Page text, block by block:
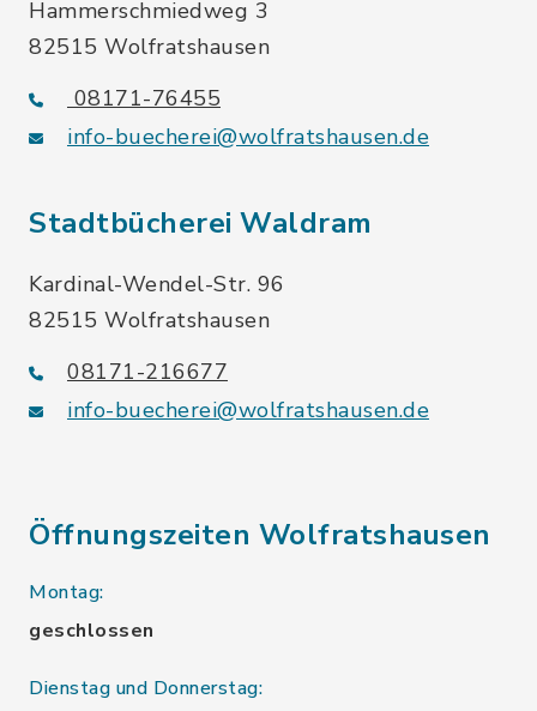
Hammerschmiedweg 3
82515 Wolfratshausen
08171-76455
info-buecherei@wolfratshausen.de
Stadtbücherei Waldram
Kardinal-Wendel-Str. 96
82515 Wolfratshausen
08171-216677
info-buecherei@wolfratshausen.de
Öffnungszeiten Wolfratshausen
Montag:
geschlossen
Dienstag und Donnerstag: